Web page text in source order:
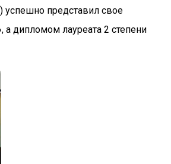
успешно представил свое
а дипломом лауреата 2 степени